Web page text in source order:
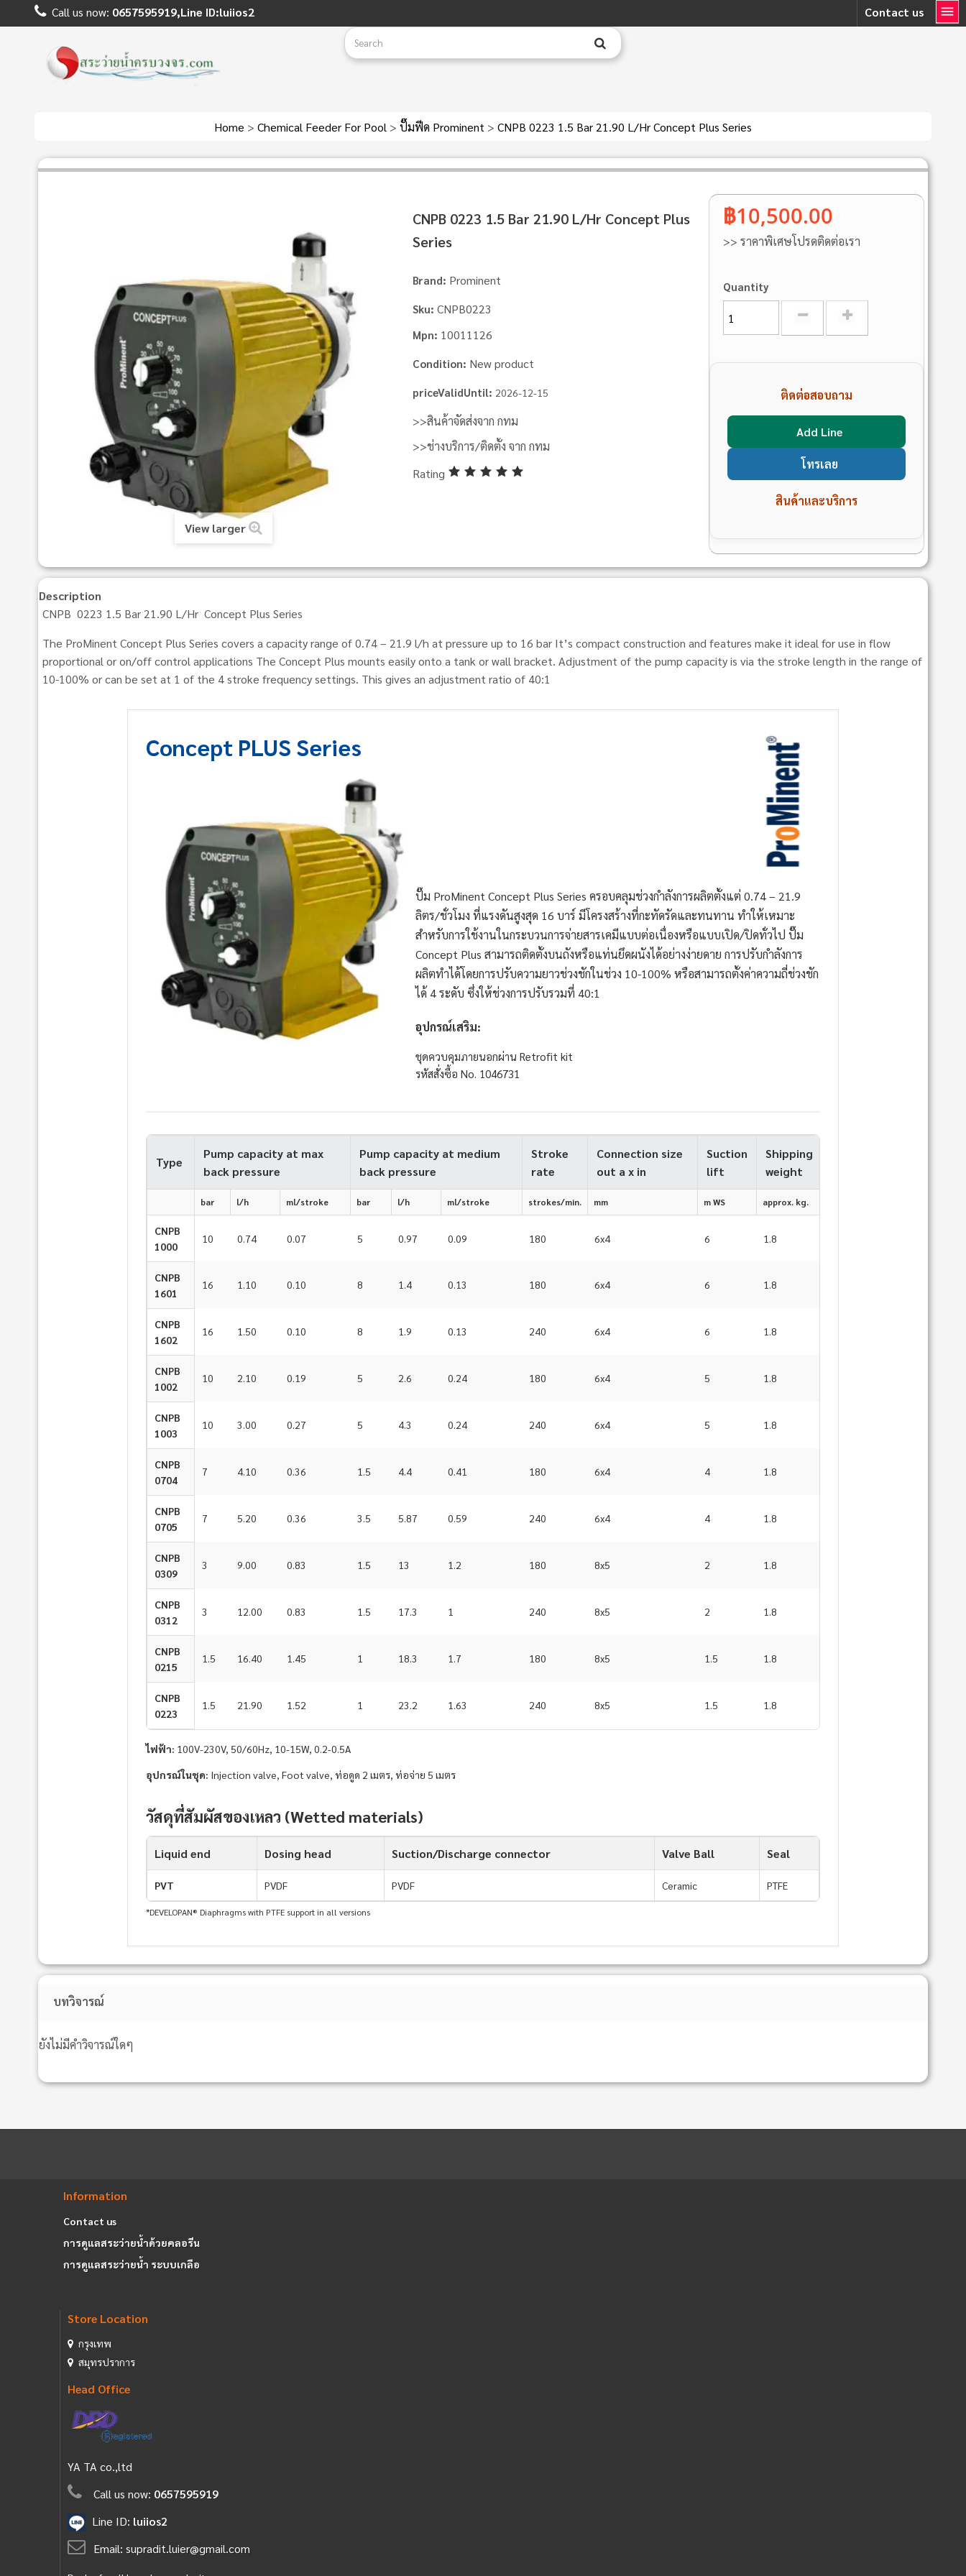
Contact us
Call us now: 0657595919,Line ID:luiios2
Home > Chemical Feeder For Pool > ปั๊มฟีด Prominent > CNPB 0223 1.5 Bar 21.90 L/Hr Concept Plus Series
View larger
CNPB 0223 1.5 Bar 21.90 L/Hr Concept Plus
Series
Brand: Prominent
Sku: CNPB0223
Mpn: 10011126
Condition: New product
priceValidUntil: 2026-12-15
>>สินค้าจัดส่งจาก กทม
>>ช่างบริการ/ติดตั้ง จาก กทม
Rating
฿10,500.00
>> ราคาพิเศษโปรดติดต่อเรา
Quantity
ติดต่อสอบถาม
Add Line
โทรเลย
สินค้าและบริการ
Description
CNPB 0223 1.5 Bar 21.90 L/Hr Concept Plus Series
The ProMinent Concept Plus Series covers a capacity range of 0.74 – 21.9 l/h at pressure up to 16 bar It’s compact construction and features make it ideal for use in flow
proportional or on/off control applications The Concept Plus mounts easily onto a tank or wall bracket. Adjustment of the pump capacity is via the stroke length in the range of
10-100% or can be set at 1 of the 4 stroke frequency settings. This gives an adjustment ratio of 40:1
Concept PLUS Series
ปั๊ม ProMinent Concept Plus Series ครอบคลุมช่วงกำลังการผลิตตั้งแต่ 0.74 – 21.9
ลิตร/ชั่วโมง ที่แรงดันสูงสุด 16 บาร์ มีโครงสร้างที่กะทัดรัดและทนทาน ทำให้เหมาะ
สำหรับการใช้งานในกระบวนการจ่ายสารเคมีแบบต่อเนื่องหรือแบบเปิด/ปิดทั่วไป ปั๊ม
Concept Plus สามารถติดตั้งบนถังหรือแท่นยึดผนังได้อย่างง่ายดาย การปรับกำลังการ
ผลิตทำได้โดยการปรับความยาวช่วงชักในช่วง 10-100% หรือสามารถตั้งค่าความถี่ช่วงชัก
ได้ 4 ระดับ ซึ่งให้ช่วงการปรับรวมที่ 40:1
อุปกรณ์เสริม:
ชุดควบคุมภายนอกผ่าน Retrofit kit
รหัสสั่งซื้อ No. 1046731
Type
Pump capacity at max
back pressure
Pump capacity at medium
back pressure
Stroke
rate
Connection size
out a x in
Suction
lift
Shipping
weight
bar l/h ml/stroke bar l/h ml/stroke strokes/min. mm m WS approx. kg.
CNPB
1000
10 0.74 0.07 5 0.97 0.09 180 6x4 6 1.8
CNPB
1601
16 1.10 0.10 8 1.4 0.13 180 6x4 6 1.8
CNPB
1602
16 1.50 0.10 8 1.9 0.13 240 6x4 6 1.8
CNPB
1002
10 2.10 0.19 5 2.6 0.24 180 6x4 5 1.8
CNPB
1003
10 3.00 0.27 5 4.3 0.24 240 6x4 5 1.8
CNPB
0704
7 4.10 0.36 1.5 4.4 0.41 180 6x4 4 1.8
CNPB
0705
7 5.20 0.36 3.5 5.87 0.59 240 6x4 4 1.8
CNPB
0309
3 9.00 0.83 1.5 13 1.2 180 8x5 2 1.8
CNPB
0312
3 12.00 0.83 1.5 17.3 1 240 8x5 2 1.8
CNPB
0215
1.5 16.40 1.45 1 18.3 1.7 180 8x5 1.5 1.8
CNPB
0223
1.5 21.90 1.52 1 23.2 1.63 240 8x5 1.5 1.8
ไฟฟ้า: 100V-230V, 50/60Hz, 10-15W, 0.2-0.5A
อุปกรณ์ในชุด: Injection valve, Foot valve, ท่อดูด 2 เมตร, ท่อจ่าย 5 เมตร
วัสดุที่สัมผัสของเหลว (Wetted materials)
Liquid end Dosing head Suction/Discharge connector Valve Ball Seal
PVT PVDF PVDF Ceramic PTFE
*DEVELOPAN® Diaphragms with PTFE support in all versions
บทวิจารณ์
ยังไม่มีคำวิจารณ์ใดๆ
Information
Contact us
การดูแลสระว่ายน้ำด้วยคลอรีน
การดูแลสระว่ายน้ำ ระบบเกลือ
Store Location
กรุงเทพ
สมุทรปราการ
Head Office
YA TA co.,ltd
Call us now: 0657595919
Line ID: luiios2
Email: supradit.luier@gmail.com